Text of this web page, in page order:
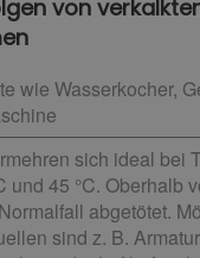
von
wie Wasserkocher,
sich ideal bei
und 45 °C. Oberhalb
abgetötet.
sind z. B.